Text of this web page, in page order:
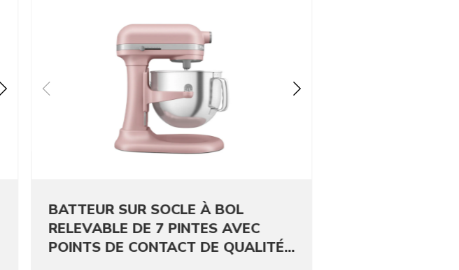
BATTEUR SUR SOCLE À BOL
RELEVABLE DE 7 PINTES AVEC
POINTS DE CONTACT DE QUALITÉ